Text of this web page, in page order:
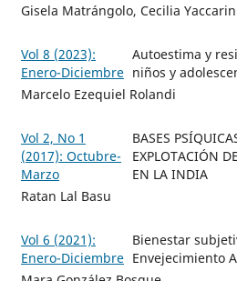
Gisela Matrángolo, Cecilia
Vol 8 (2023):
Enero-Diciembre
Autoestima y
niños y
Marcelo Ezequiel Rolandi
Vol 2, No 1
(2017): Octubre-
Marzo
BASES
EXPLOTACIÓN
EN LA INDIA
Ratan Lal Basu
Vol 6 (2021):
Enero-Diciembre
Bienestar
Envejecimiento